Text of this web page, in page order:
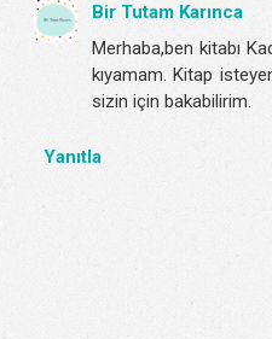
Bir Tutam Karınca
Merhaba,ben kitabı
kıyamam. Kitap
sizin için bakabilirim.
Yanıtla